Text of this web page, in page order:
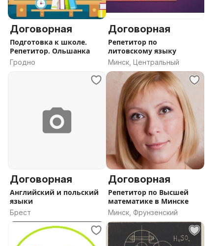
Договорная
Подготовка к школе.
Репетитор. Ольшанка
Гродно
Договорная
Репетитор по
литовскому языку
Минск, Центральный
Договорная
Английский и польский
языки
Брест
Договорная
Репетитор по Высшей
математике в Минске
Минск, Фрунзенский